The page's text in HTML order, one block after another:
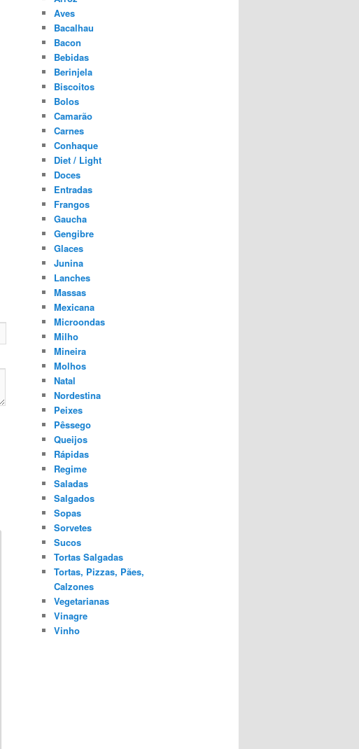
Aves
Bacalhau
Bacon
Bebidas
Berinjela
Biscoitos
Bolos
Camarão
Carnes
Conhaque
Diet / Light
Doces
Entradas
Frangos
Gaucha
Gengibre
Glaces
Junina
Lanches
Massas
Mexicana
Microondas
Milho
Mineira
Molhos
Natal
Nordestina
Peixes
Pêssego
Queijos
Rápidas
Regime
Saladas
Salgados
Sopas
Sorvetes
Sucos
Tortas Salgadas
Tortas, Pizzas, Pães,
Calzones
Vegetarianas
Vinagre
Vinho